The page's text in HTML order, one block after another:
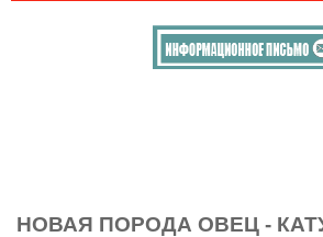
НОВАЯ ПОРОДА ОВЕЦ -